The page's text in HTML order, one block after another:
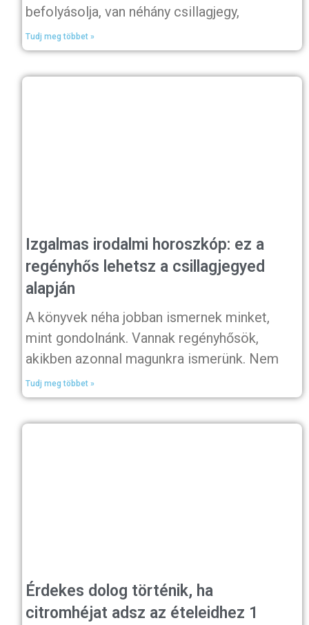
befolyásolja, van néhány csillagjegy,
Tudj meg többet »
Izgalmas irodalmi horoszkóp: ez a
regényhős lehetsz a csillagjegyed
alapján
A könyvek néha jobban ismernek minket,
mint gondolnánk. Vannak regényhősök,
akikben azonnal magunkra ismerünk. Nem
Tudj meg többet »
Érdekes dolog történik, ha
citromhéjat adsz az ételeidhez 1